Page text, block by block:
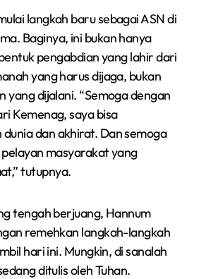
langkah baru sebagai ASN di
Baginya, ini bukan hanya
pengabdian yang lahir dari
yang harus dijaga, bukan
yang dijalani. “Semoga dengan
Kemenag, saya bisa
dan akhirat. Dan semoga
masyarakat yang
tutupnya.
tengah berjuang, Hannum
remehkan langkah-langkah
hari ini. Mungkin, di sanalah
ditulis oleh Tuhan.